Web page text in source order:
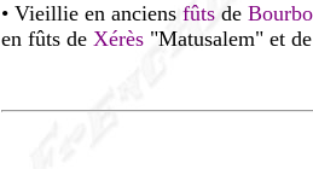
• Vieillie en anciens fûts de
en fûts de Xérès "Matusalem" et